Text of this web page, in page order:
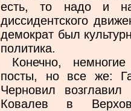
есть, то надо и
диссидентского
демократ был
политика.
Конечно,
посты, но все же:
Черновил
Ковалев в